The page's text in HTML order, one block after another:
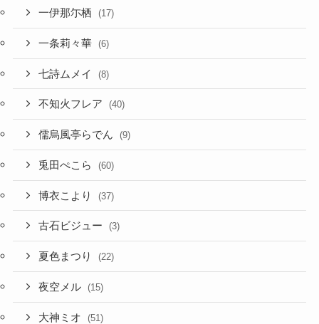
一伊那尓栖 (17)
一条莉々華 (6)
七詩ムメイ (8)
不知火フレア (40)
儒烏風亭らでん (9)
兎田ぺこら (60)
博衣こより (37)
古石ビジュー (3)
夏色まつり (22)
夜空メル (15)
大神ミオ (51)